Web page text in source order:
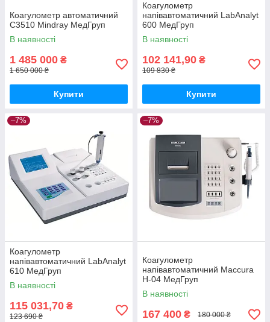
Коагулометр автоматичний
С3510 Mindray МедГруп
В наявності
1 485 000 ₴
1 650 000 ₴
Купити
Коагулометр
напівавтоматичний LabAnalyt
600 МедГруп
В наявності
102 141,90 ₴
109 830 ₴
Купити
–7%
Коагулометр
напівавтоматичний LabAnalyt
610 МедГруп
В наявності
115 031,70 ₴
123 690 ₴
–7%
Коагулометр
напівавтоматичний Maccura
H-04 МедГруп
В наявності
167 400 ₴ 180 000 ₴